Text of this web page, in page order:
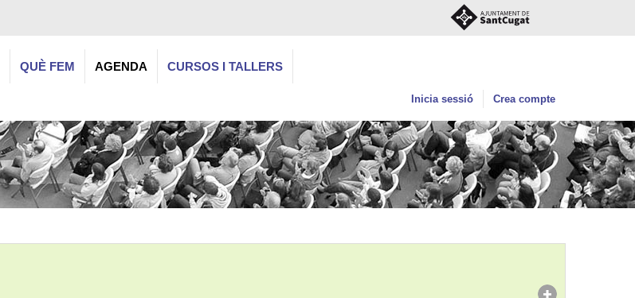
QUÈ FEM AGENDA CURSOS I TALLERS
Inicia sessió Crea compte